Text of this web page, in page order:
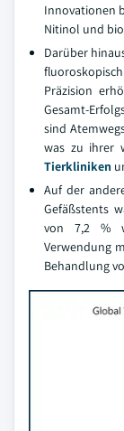
Innovationen
Nitinol und
Darüber
Präzision
Gesamt-
sind
was zu ihrer
Tierkliniken
Auf der
Gefäßstents
von 7,2 %
Verwendung
Behandlung